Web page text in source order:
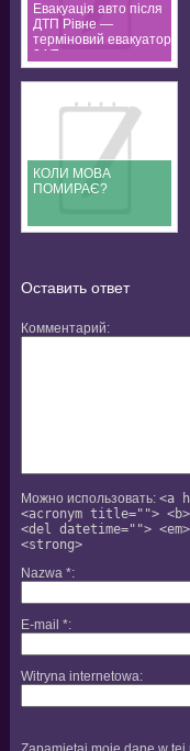
Евакуація авто після
ДТП Рівне —
терміновий евакуатор
24/7
КОЛИ МОВА
ПОМИРАЄ?
Оставить ответ
Комментарий
Можно использовать: <a
<acronym title="">
<del datetime="">
<strong>
Nazwa *
E-mail *
Witryna internetowa